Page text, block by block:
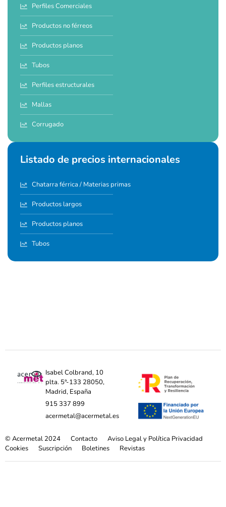
Perfiles Comerciales
Productos no férreos
Productos planos
Tubos
Perfiles estructurales
Mallas
Corrugado
Listado de precios internacionales
Chatarra férrica / Materias primas
Productos largos
Productos planos
Tubos
Isabel Colbrand, 10
plta. 5ª-133 28050,
Madrid, España
915 337 899
acermetal@acermetal.es
© Acermetal 2024 Contacto
Aviso Legal y Política Privacidad
Cookies
Suscripción Boletines Revistas